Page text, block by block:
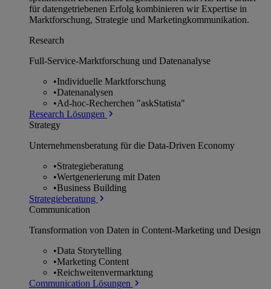
für datengetriebenen Erfolg kombinieren wir Expertise in
Marktforschung, Strategie und Marketingkommunikation.
Research
Full-Service-Marktforschung und Datenanalyse
•Individuelle Marktforschung
•Datenanalysen
•Ad-hoc-Recherchen "askStatista"
Research Lösungen
Strategy
Unternehmens­beratung für die Data-Driven Economy
•Strategieberatung
•Wertgenerierung mit Daten
•Business Building
Strategieberatung
Communication
Transformation von Daten in Content-Marketing und Design
•Data Storytelling
•Marketing Content
•Reichweitenvermarktung
Communication Lösungen